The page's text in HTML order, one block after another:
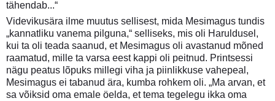
tähendab...“
Videvikusära ilme muutus sellisest, mida Mesimagus tundis
„kannatliku vanema pilguna,“ selliseks, mis oli Haruldusel,
kui ta oli teada saanud, et Mesimagus oli avastanud mõned
raamatud, mille ta varsa eest kappi oli peitnud. Printsessi
nägu peatus lõpuks millegi viha ja piinlikkuse vahepeal,
Mesimagus ei tabanud ära, kumba rohkem oli. „Ma arvan, et
sa võiksid oma emale öelda, et tema tegelegu ikka oma